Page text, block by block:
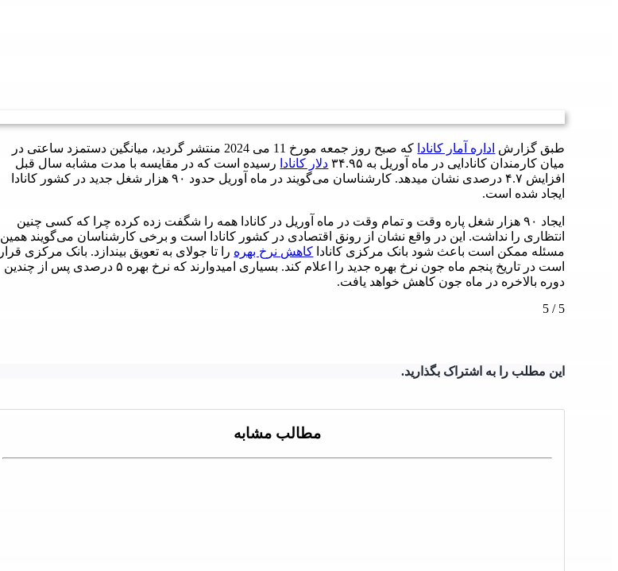
طبق گزارش اداره آمار کانادا
که صبح روز جمعه مورخ 11 می 2024 منتشر گردید، میانگین دستمزد ساعتی در
میان کارمندان کانادایی در ماه آوریل به ٣۴.٩۵
دلار کانادا رسیده است که در مقایسه با مدت مشابه سال قبل
افزایش ۴.٧ درصدی نشان میدهد. کارشناسان می‌گویند در ماه آوریل حدود ۹۰ هزار شغل جدید در کشور کانادا
ایجاد شده است.
ایجاد ۹۰ هزار شغل پاره وقت و تمام وقت در ماه آوریل در کانادا همه را شگفت زده کرده چرا که کسی چنین
انتظاری را نداشت. این در واقع نشان از رونق اقتصادی در کشور کانادا است و برخی کارشناسان می‌گویند همین
مسئله ممکن است باعث شود بانک مرکزی کانادا کاهش نرخ بهره را تا جولای به تعویق بیندازد. بانک مرکزی قرار
است در تاریخ پنجم ماه جون نرخ بهره جدید را اعلام کند. بسیاری امیدوارند که نرخ بهره ۵ درصدی پس از چندین
دوره بالاخره در ماه جون کاهش خواهد یافت.
5
/
5
این مطلب را به اشتراک بگذارید.
مطالب مشابه